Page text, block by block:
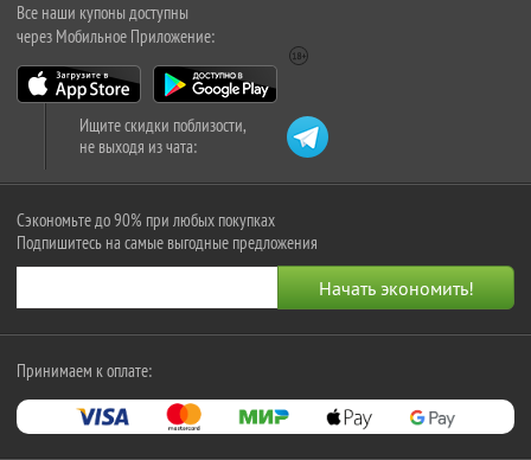
Все наши купоны доступны
через Мобильное Приложение:
Ищите скидки поблизости,
не выходя из чата:
Сэкономьте до 90% при любых покупках
Подпишитесь на самые выгодные предложения
Принимаем к оплате: